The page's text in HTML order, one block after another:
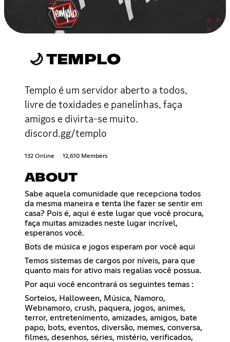
🌙 TEMPLO
Templo é um servidor aberto a todos,
livre de toxidades e panelinhas, faça
amigos e divirta-se muito.
discord.gg/templo
132 Online 12,610 Members
ABOUT
Sabe aquela comunidade que recepciona todos
da mesma maneira e tenta lhe fazer se sentir em
casa? Pois é, aqui é este lugar que você procura,
faça muitas amizades neste lugar incrível,
esperanos você.
Bots de música e jogos esperam por você aqui
Temos sistemas de cargos por níveis, para que
quanto mais for ativo mais regalias você possua.
Por aqui você encontrará os seguintes temas :
Sorteios, Halloween, Música, Namoro,
Webnamoro, crush, paquera, jogos, animes,
terror, entretenimento, amizades, amigos, bate
papo, bots, eventos, diversão, memes, conversa,
filmes, desenhos, séries, mistério, verificados,